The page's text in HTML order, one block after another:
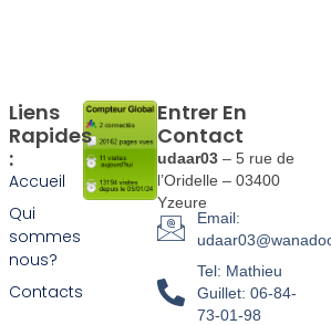
Liens
Rapides
:
Accueil
Qui
sommes
nous?
Contacts
Entrer En
Contact
udaar03 – 5 rue de
l’Oridelle – 03400
Yzeure
Email:
Tel: Mathieu
Guillet: 06-84-
73-01-98